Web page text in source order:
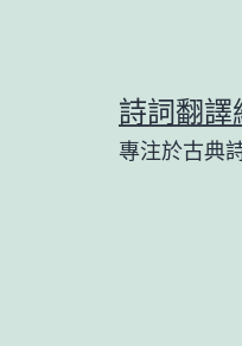
詩詞翻譯
專注於古典